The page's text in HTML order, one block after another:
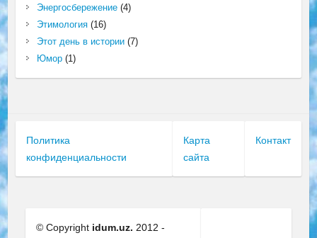
Энергосбережение(4)
Этимология(16)
Этот день в истории(7)
Юмор(1)
Политика
конфиденциальности
Карта
сайта
Контакт
© Copyright idum.uz. 2012 -